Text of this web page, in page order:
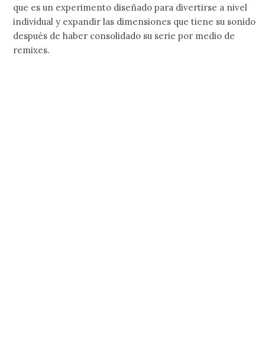
que es un experimento diseñado para divertirse a nivel
individual y expandir las dimensiones que tiene su sonido
después de haber consolidado su serie por medio de
remixes.